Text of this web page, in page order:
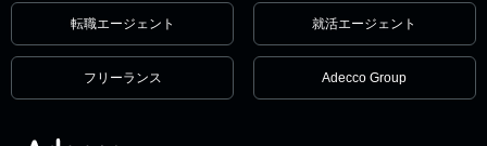
転職エージェント 就活エージェント
フリーランス Adecco Group